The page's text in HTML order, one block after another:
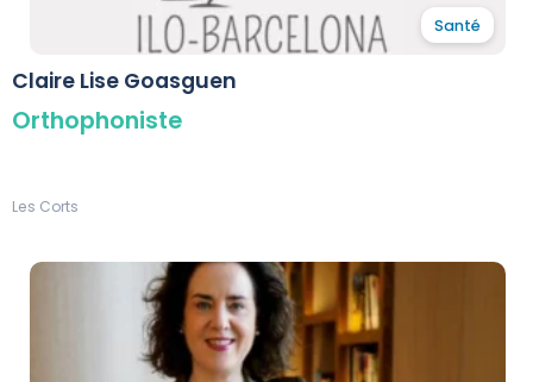
Santé
Claire Lise Goasguen
Orthophoniste
Les Corts